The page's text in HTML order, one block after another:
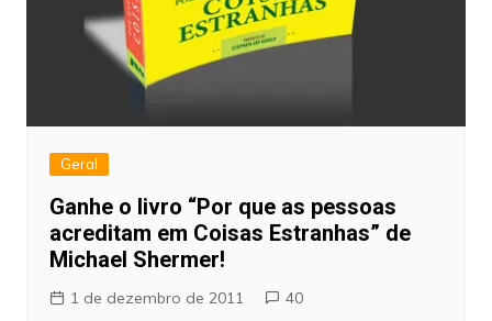
Geral
Ganhe o livro “Por que as pessoas
acreditam em Coisas Estranhas” de
Michael Shermer!
1 de dezembro de 2011 40